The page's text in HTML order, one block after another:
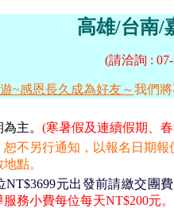
高雄/台南/
(請洽詢 :
~感恩長久成為好友～我們
主。 (寒暑假及連續假期、
恕不另行通知，以報名日期
點。
NT$3699元出發前請繳交團
務小費每位每天NT$200元。